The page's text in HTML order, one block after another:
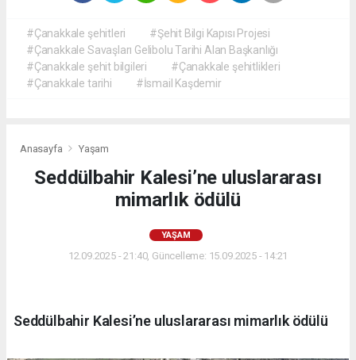
#Çanakkale şehitleri
#Şehit Bilgi Kapısı Projesi
#Çanakkale Savaşları Gelibolu Tarihi Alan Başkanlığı
#Çanakkale şehit bilgileri
#Çanakkale şehitlikleri
#Çanakkale tarihi
#İsmail Kaşdemir
Anasayfa Yaşam
Seddülbahir Kalesi’ne uluslararası
mimarlık ödülü
YAŞAM
12.09.2025 - 21:40, Güncelleme: 15.09.2025 - 14:21
Seddülbahir Kalesi’ne uluslararası mimarlık ödülü